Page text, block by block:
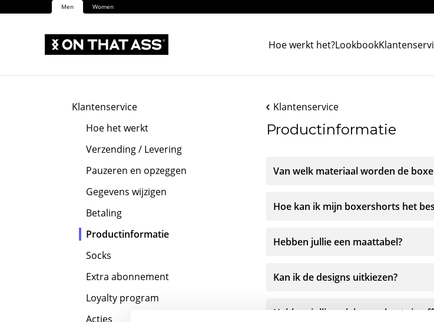
Men Women
Hoe werkt het?Lookbook
Klantenservice
Hoe het werkt
Verzending / Levering
Pauzeren en opzeggen
Gegevens wijzigen
Betaling
Productinformatie
Socks
Extra abonnement
Loyalty program
Acties
Klantenservice
Productinformatie
Van welk materiaal worden de
Hoe kan ik mijn boxershorts het
Hebben jullie een maattabel?
Kan ik de designs uitkiezen?
Hebben jullie ook boxershorts in